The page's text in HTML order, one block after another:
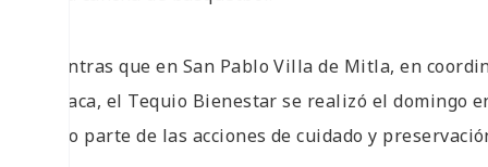
Mientras que en San Pablo Villa de Mitla, en
Oaxaca, el Tequio Bienestar se realizó el domingo
como parte de las acciones de cuidado y